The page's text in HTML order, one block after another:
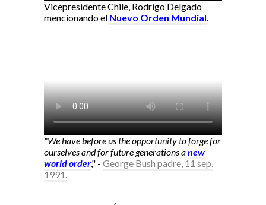
Vicepresidente Chile, Rodrigo Delgado
mencionando el Nuevo Orden Mundial.
"We have before us the opportunity to forge for
ourselves and for future generations anew
world order," - George Bush padre, 11 sep.
1991.